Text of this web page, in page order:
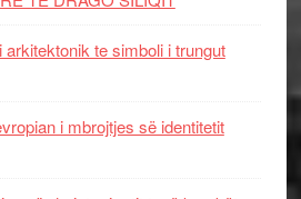
te simboli i trungut
i mbrojtjes së identitetit